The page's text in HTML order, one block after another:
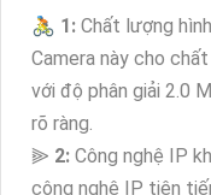
🚴 1: Chất lượng
Camera này cho
với độ phân giải 2.0
rõ ràng.
⫸ 2: Công nghệ IP
công nghệ IP tiên